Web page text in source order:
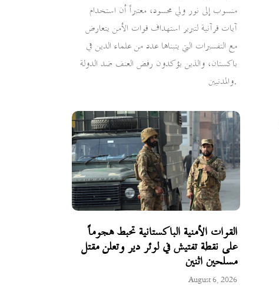
منسوب إلى نور ولي محسود، معتبراً أن استخدام
آيات قرآنية لتبرير استهداف قوات الأمن يتعارض
مع التفسيرات التي يتبناها عدد من علماء الدين في
باكستان، والذين يؤكدون رفض العنف ضد الدولة
والمدنيين.
القوات الأمنية الباكستانية تحبط هجوماً
على نقطة تفتيش في لوئر دير وتعلن مقتل
مسلحين اثنين
August 6, 2026